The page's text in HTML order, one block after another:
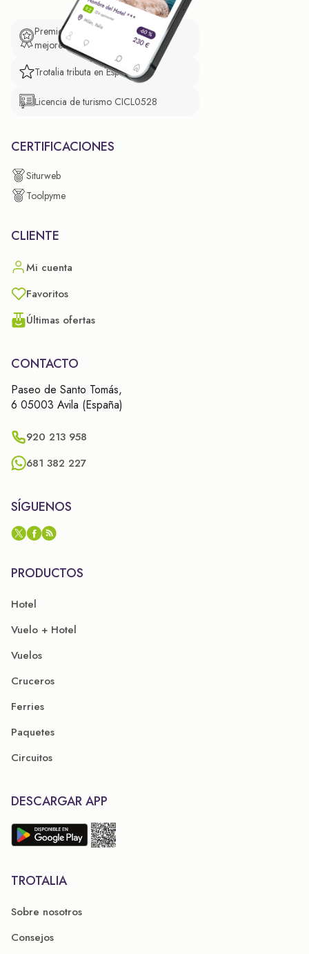
Premio de El Confidencial a las
mejores prácticas empresariales.
Trotalia tributa en España
Licencia de turismo CICL0528
CERTIFICACIONES
Siturweb
Toolpyme
CLIENTE
Mi cuenta
Favoritos
Últimas ofertas
CONTACTO
Paseo de Santo Tomás,
6 05003 Avila (España)
920 213 958
681 382 227
SÍGUENOS
PRODUCTOS
Hotel
Vuelo + Hotel
Vuelos
Cruceros
Ferries
Paquetes
Circuitos
DESCARGAR APP
TROTALIA
Sobre nosotros
Consejos